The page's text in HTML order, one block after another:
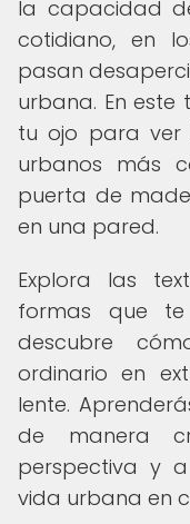
la capacidad
cotidiano, en
pasan
urbana. En
tu ojo para ver
urbanos más
puerta de
en una pared.
Explora las
formas que
descubre
ordinario en
lente.
de manera
perspectiva y
vida urbana en